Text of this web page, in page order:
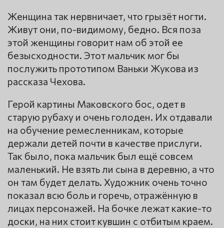
Женщина так нервничает, что грызёт ногти.
Живут они, по-видимому, бедно. Вся поза
этой женщины говорит нам об этой ее
безысходности. Этот мальчик мог бы
послужить прототипом Ваньки Жукова из
рассказа Чехова.
Герой картины Маковского бос, одет в
старую рубаху и очень голоден. Их отдавали
на обучение ремесленникам, которые
держали детей почти в качестве прислуги.
Так было, пока мальчик был ещё совсем
маленький. Не взять ли сына в деревню, а что
он там будет делать. Художник очень точно
показал всю боль и горечь, отражённую в
лицах персонажей. На бочке лежат какие-то
доски, на них стоит кувшин с отбитым краем.